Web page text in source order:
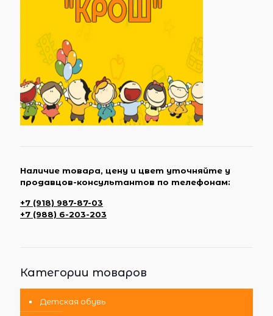
Наличие товара, цену и цвет уточняйте у
продавцов-консультантов по телефонам:
+7 (918) 987-87-03
+7 (988) 6-203-203
Категории товаров
Детская обувь